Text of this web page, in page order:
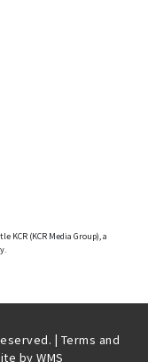
(KCR Media Group), a
| Terms and
byWMS